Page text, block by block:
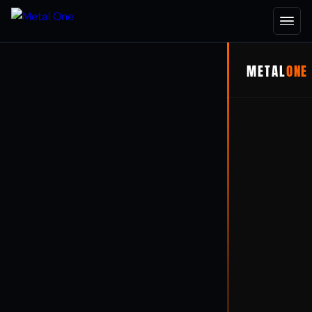
METALONE